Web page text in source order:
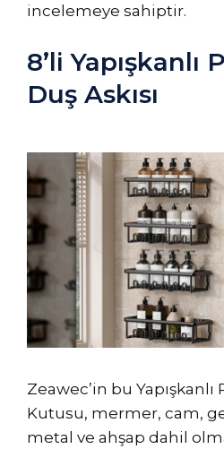
incelemeye sahiptir.
8’li Yapışkanlı
Duş Askısı
Zeawec’in bu
Kutusu, mermer, cam,
metal ve ahşap dahil